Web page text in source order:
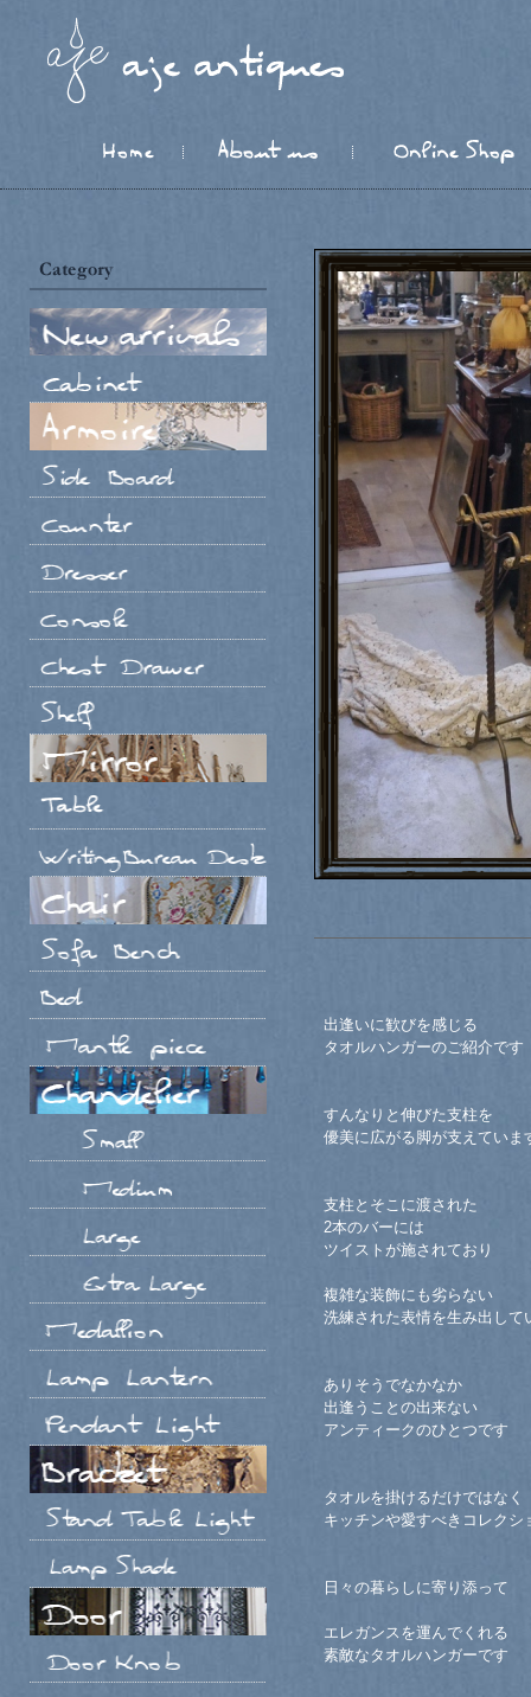
出逢いに歓びを感じる
タオルハンガーのご紹介です
すんなりと伸びた支柱を
優美に広がる脚が支えていま
支柱とそこに渡された
2本のバーには
ツイストが施されており
複雑な装飾にも劣らない
洗練された表情を生み出して
ありそうでなかなか
出逢うことの出来ない
アンティークのひとつです
タオルを掛けるだけではなく
キッチンや愛すべきコレク
日々の暮らしに寄り添って
エレガンスを運んでくれる
素敵なタオルハンガーです